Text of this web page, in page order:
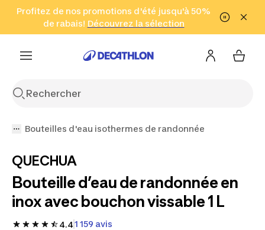
Aller à la recherche Aller au contenu Aller au pied de
Profitez de nos promotions d'été jusqu'à 50%
de rabais! Découvrez la sélection
Cliquez ici
en seulement 2 h!
(Zones sélectionnées)
Bouteilles d'eau isothermes de randonnée
QUECHUA
Bouteille d’eau de randonnée en
inox avec bouchon vissable 1 L
4.41 159 avis